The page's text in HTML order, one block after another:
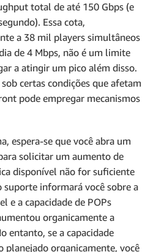
total de até 150 Gbps (e
Essa cota,
a 38 mil players simultâneos
de 4 Mbps, não é um limite
a atingir um pico além disso.
certas condições que afetam
pode empregar mecanismos
espera-se que você abra um
solicitar um aumento de
disponível não for suficiente
suporte informará você sobre a
e a capacidade de POPs
organicamente a
entanto, se a capacidade
planejado organicamente, você